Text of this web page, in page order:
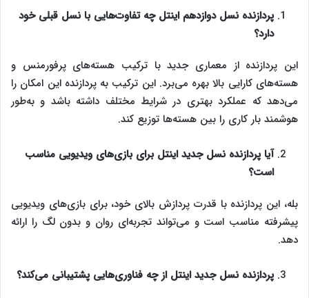
پردازنده نسل دوازدهم اینتل چه تفاوت‌هایی با نسل قبلی خود
دارد؟
این پردازنده از معماری جدید با ترکیب هسته‌های پرفورمنس و
هسته‌های کارایی بالا بهره می‌برد. این ترکیب به پردازنده این امکان را
می‌دهد که عملکرد بهتری در شرایط مختلف داشته باشد و به‌طور
هوشمند بار کاری را بین هسته‌ها توزیع کند.
آیا پردازنده نسل جدید اینتل برای بازی‌های ویدیویی مناسب
است؟
بله، این پردازنده با قدرت پردازش بالای خود، برای بازی‌های ویدیویی
پیشرفته مناسب است و می‌تواند تجربه‌ای روان و بدون لگ را ارائه
دهد.
پردازنده نسل جدید اینتل از چه فناوری‌هایی پشتیبانی می‌کند؟